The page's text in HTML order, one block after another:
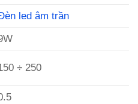
led âm trần
÷ 250